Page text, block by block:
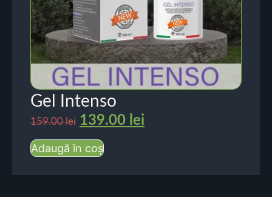
Gel Intenso
159.00lei 139.00 lei
Adaugă în coș